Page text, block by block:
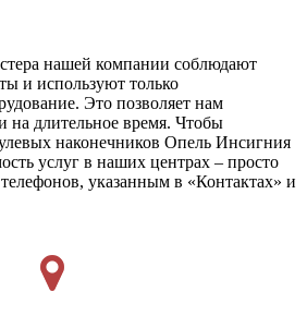
нашей компании соблюдают
и используют только
Это позволяет нам
на длительное время. Чтобы
наконечников Опель Инсигния
услуг в наших центрах – просто
указанным в «Контактах» и